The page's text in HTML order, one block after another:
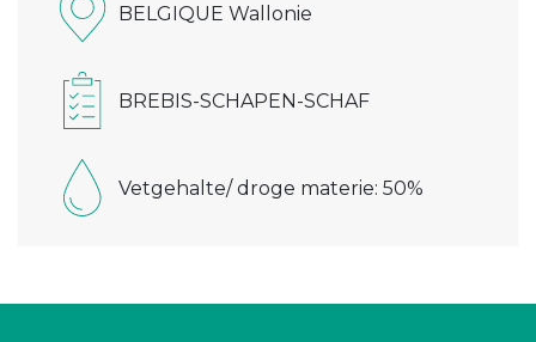
BELGIQUE Wallonie
BREBIS-SCHAPEN-SCHAF
Vetgehalte/ droge materie: 50%